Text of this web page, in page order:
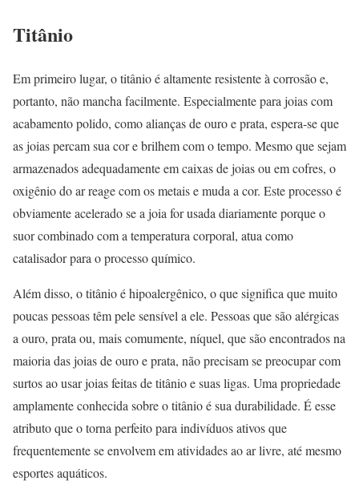
Titânio
Em primeiro lugar, o titânio é altamente resistente à corrosão e,
portanto, não mancha facilmente. Especialmente para joias com
acabamento polido, como alianças de ouro e prata, espera-se que
as joias percam sua cor e brilhem com o tempo. Mesmo que sejam
armazenados adequadamente em caixas de joias ou em cofres, o
oxigênio do ar reage com os metais e muda a cor. Este processo é
obviamente acelerado se a joia for usada diariamente porque o
suor combinado com a temperatura corporal, atua como
catalisador para o processo químico.
Além disso, o titânio é hipoalergênico, o que significa que muito
poucas pessoas têm pele sensível a ele. Pessoas que são alérgicas
a ouro, prata ou, mais comumente, níquel, que são encontrados na
maioria das joias de ouro e prata, não precisam se preocupar com
surtos ao usar joias feitas de titânio e suas ligas. Uma propriedade
amplamente conhecida sobre o titânio é sua durabilidade. É esse
atributo que o torna perfeito para indivíduos ativos que
frequentemente se envolvem em atividades ao ar livre, até mesmo
esportes aquáticos.